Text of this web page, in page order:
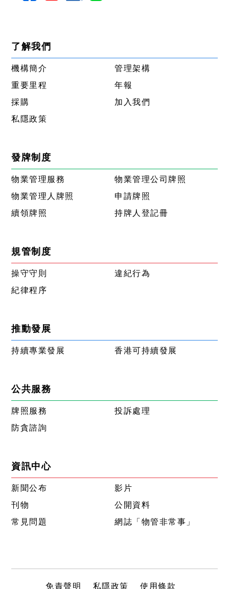
了解我們
機構簡介
管理架構
重要里程
年報
採購
加入我們
私隱政策
發牌制度
物業管理服務
物業管理公司牌照
物業管理人牌照
申請牌照
續領牌照
持牌人登記冊
規管制度
操守守則
違紀行為
紀律程序
推動發展
持續專業發展 香港可持續發展
公共服務
牌照服務
投訴處理
防貪諮詢
資訊中心
新聞公布
影片
刊物
公開資料
常見問題
網誌「物管非常事」
免責聲明 私隱政策 使用條款